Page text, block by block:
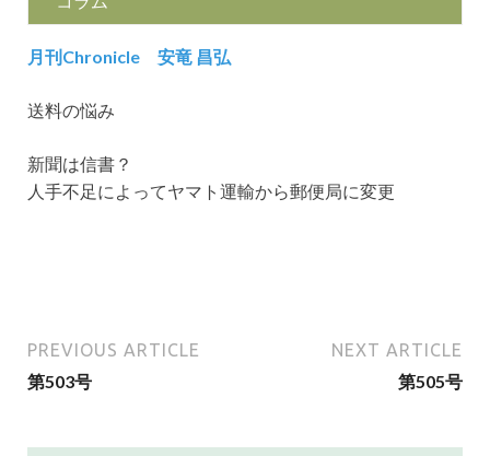
月刊Chronicle 安竜 昌弘
送料の悩み
新聞は信書？
人手不足によってヤマト運輸から郵便局に変更
PREVIOUS ARTICLE
第503号
NEXT ARTICLE
第505号